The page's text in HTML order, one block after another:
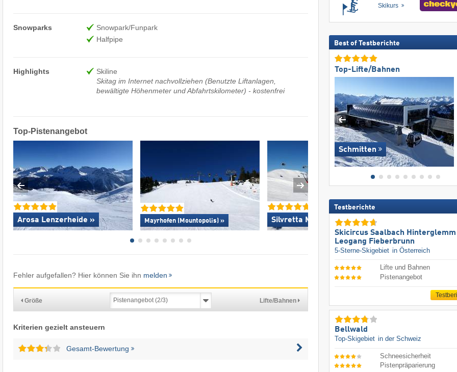
Snowparks
Snowpark/Funpark
Halfpipe
Highlights
Skiline
Skitag im Internet nachvollziehen (Benutzte Liftanlagen,
bewältigte Höhenmeter und Abfahrtskilometer) - kostenfrei
Top-Pistenangebot
Arosa Lenzerheide » Mayrhofen (Mountopolis) » Silvretta Montafon »
Madonna di
Fehler aufgefallen? Hier können Sie ihn melden
Größe Lifte/Bahnen
Kriterien gezielt ansteuern
Gesamt-Bewertung
Skikurs
Best of Testberichte
Top-Lifte/Bahnen
Schmitten
Testberichte
Skicircus Saalbach Hinterglemm
Leogang Fieberbrunn
5-Sterne-Skigebiet in Österreich
Lifte und Bahnen
Pistenangebot
Bellwald
Top-Skigebiet in der Schweiz
Schneesicherheit
Pistenpräparierung